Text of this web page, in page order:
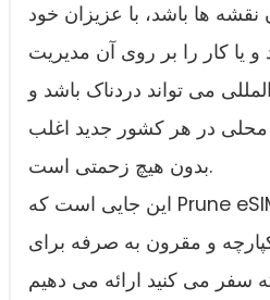
ها باشد، با عزیزان خود
و یا کار را بر روی آن مدیریت
می تواند دردناک باشد و
در هر کشور جدید اغلب
بدون هیچ زحمتی است.
این جایی است که Prune eSIM وارد می شود، ما یک
و مقرون به صرفه برای
سفر می کنید ارائه می دهیم